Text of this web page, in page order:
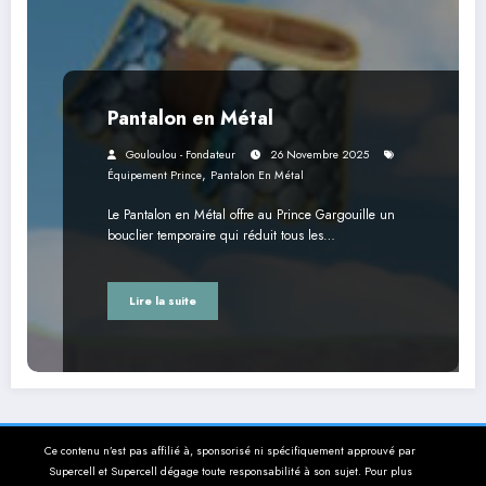
Pantalon en Métal
Gouloulou - Fondateur
26 Novembre 2025
Équipement Prince, Pantalon En Métal
Le Pantalon en Métal offre au Prince Gargouille un
bouclier temporaire qui réduit tous les…
Lire la suite
Ce contenu n’est pas affilié à, sponsorisé ni spécifiquement approuvé par
Supercell et Supercell dégage toute responsabilité à son sujet. Pour plus